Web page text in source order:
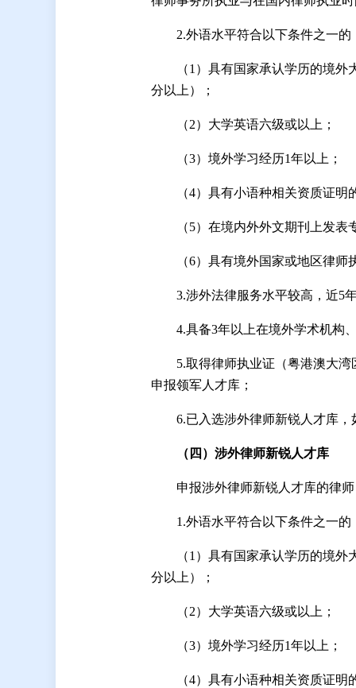
2.外语水平符合以下条件之一的
（1）具有国家承认学历的境
分以上）；
（2）大学英语六级或以上；
（3）境外学习经历1年以上；
（4）具有小语种相关资质证明
（5）在境内外外文期刊上发
（6）具有境外国家或地区律师
3.涉外法律服务水平较高，近5
4.具备3年以上在境外学术机构
5.取得律师执业证（粤港澳大
申报领军人才库；
6.已入选涉外律师新锐人才库
（四）涉外律师新锐人才库
申报涉外律师新锐人才库的律
1.外语水平符合以下条件之一的
（1）具有国家承认学历的境
分以上）；
（2）大学英语六级或以上；
（3）境外学习经历1年以上；
（4）具有小语种相关资质证明